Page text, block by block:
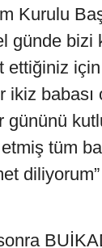
Kurulu
günde bizi
ettiğiniz
ikiz babası
gününü
tüm